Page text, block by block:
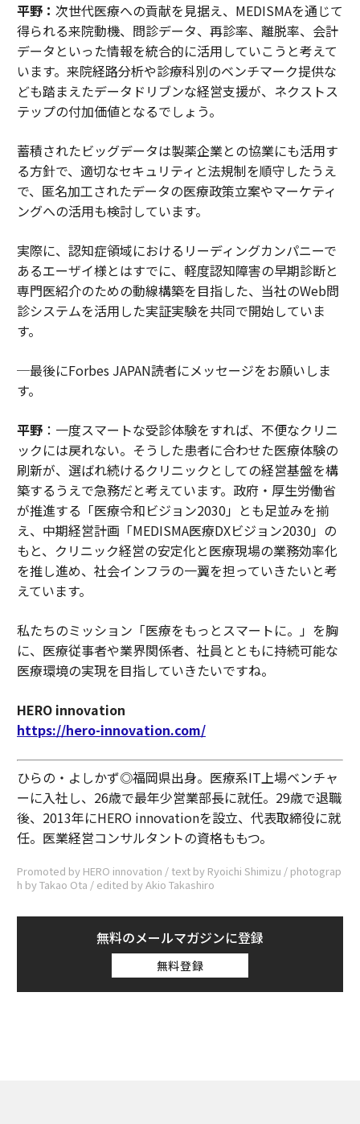
平野： 次世代医療への貢献を見据え、MEDISMAを通じて
得られる来院動機、問診データ、再診率、離脱率、会計
データといった情報を統合的に活用していこうと考えて
います。来院経路分析や診療科別のベンチマーク提供な
ども踏まえたデータドリブンな経営支援が、ネクストス
テップの付加価値となるでしょう。
蓄積されたビッグデータは製薬企業との協業にも活用す
る方針で、適切なセキュリティと法規制を順守したうえ
で、匿名加工されたデータの医療政策立案やマーケティ
ングへの活用も検討しています。
実際に、認知症領域におけるリーディングカンパニーで
あるエーザイ様とはすでに、軽度認知障害の早期診断と
専門医紹介のための動線構築を目指した、当社のWeb問
診システムを活用した実証実験を共同で開始していま
す。
─最後にForbes JAPAN読者にメッセージをお願いしま
す。
平野：一度スマートな受診体験をすれば、不便なクリニ
ックには戻れない。そうした患者に合わせた医療体験の
刷新が、選ばれ続けるクリニックとしての経営基盤を構
築するうえで急務だと考えています。政府・厚生労働省
が推進する「医療令和ビジョン2030」とも足並みを揃
え、中期経営計画「MEDISMA医療DXビジョン2030」の
もと、クリニック経営の安定化と医療現場の業務効率化
を推し進め、社会インフラの一翼を担っていきたいと考
えています。
私たちのミッション「医療をもっとスマートに。」を胸
に、医療従事者や業界関係者、社員とともに持続可能な
医療環境の実現を目指していきたいですね。
HERO innovation
https://hero-innovation.com/
ひらの・よしかず◎福岡県出身。医療系IT上場ベンチャ
ーに入社し、26歳で最年少営業部長に就任。29歳で退職
後、2013年にHERO innovationを設立、代表取締役に就
任。医業経営コンサルタントの資格ももつ。
Promoted by HERO innovation / text by Ryoichi Shimizu / photograp
h by Takao Ota / edited by Akio Takashiro
無料のメールマガジンに登録
無料登録